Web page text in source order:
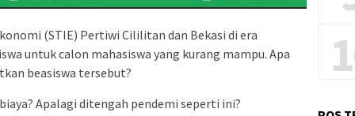
(STIE) Pertiwi Cililitan dan Bekasi di era
untuk calon mahasiswa yang kurang mampu. Apa
beasiswa tersebut?
Apalagi ditengah pendemi seperti ini?